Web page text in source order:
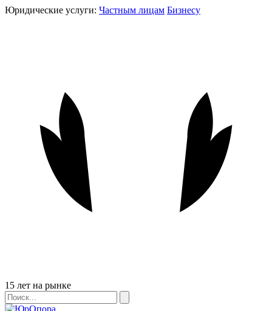
Юридические услуги: Частным лицам Бизнесу
Бейдж
15 лет на рынке
Поиск
Поиск